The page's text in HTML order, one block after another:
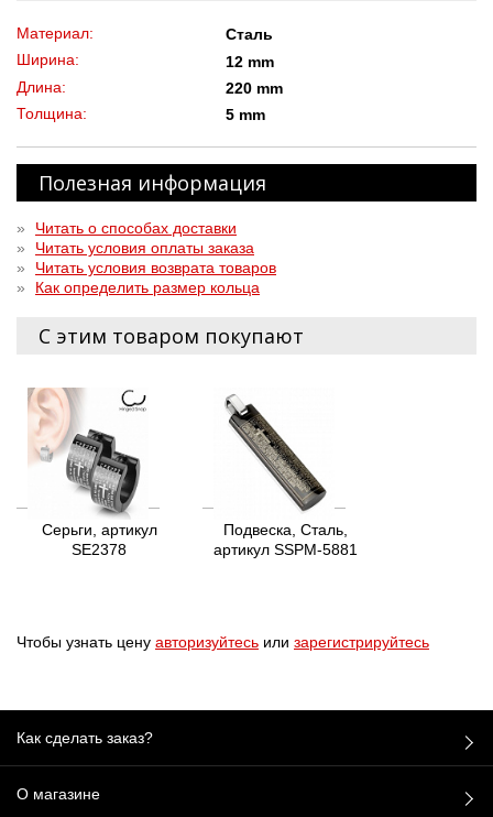
Материал:
Сталь
Ширина:
12 mm
Длина:
220 mm
Толщина:
5 mm
Полезная информация
»
Читать о способах доставки
»
Читать условия оплаты заказа
»
Читать условия возврата товаров
»
Как определить размер кольца
С этим товаром покупают
Серьги, артикул
SE2378
Подвеска, Сталь,
артикул SSPM-5881
Чтобы узнать цену авторизуйтесь или зарегистрируйтесь
Как сделать заказ?
О магазине